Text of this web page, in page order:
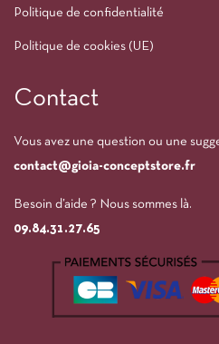
Politique de confidentialité
Politique de cookies (UE)
Contact
Vous avez une question ou une
contact@gioia-conceptstore.fr
Besoin d’aide ? Nous sommes là.
09.84.31.27.65